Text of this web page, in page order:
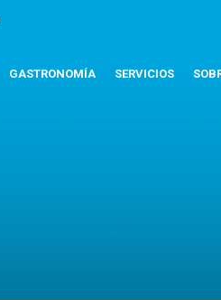
GASTRONOMÍA SERVICIOS